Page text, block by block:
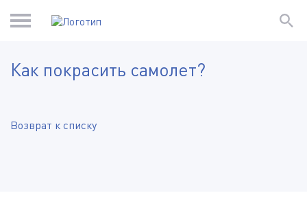
Как покрасить самолет?
Возврат к списку